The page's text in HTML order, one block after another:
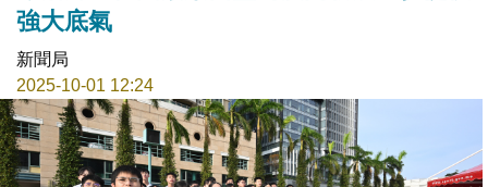
強大底氣
新聞局
2025-10-01 12:24